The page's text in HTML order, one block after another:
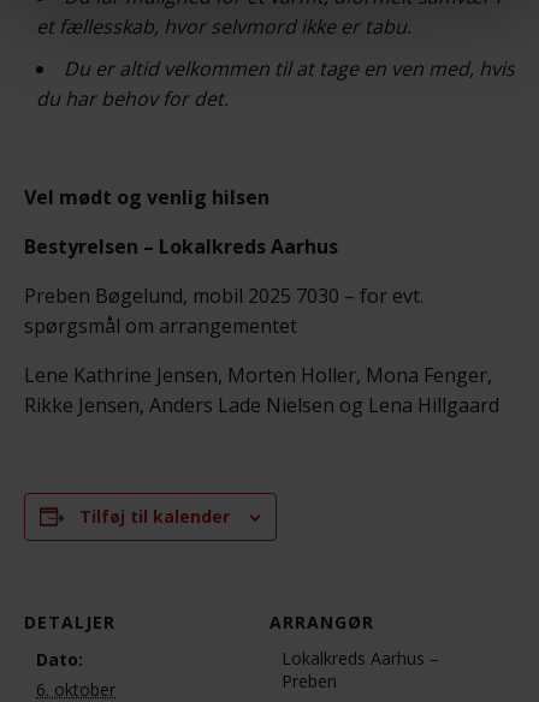
et fællesskab, hvor selvmord ikke er tabu.
Du er altid velkommen til at tage en ven med, hvis
du har behov for det.
Vel mødt og venlig hilsen
Bestyrelsen – Lokalkreds Aarhus
Preben Bøgelund, mobil 2025 7030 – for evt.
spørgsmål om arrangementet
Lene Kathrine Jensen, Morten Holler, Mona Fenger,
Rikke Jensen, Anders Lade Nielsen og Lena Hillgaard
Tilføj til kalender
DETALJER
Dato:
6. oktober
ARRANGØR
Lokalkreds Aarhus –
Preben